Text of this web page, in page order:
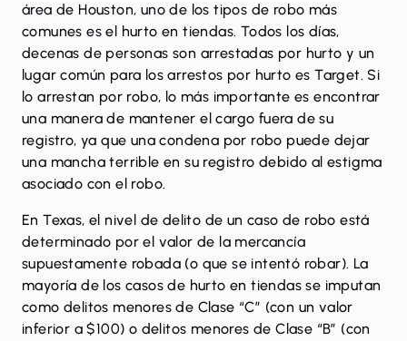
área de Houston, uno de los tipos de robo más
comunes es el hurto en tiendas. Todos los días,
decenas de personas son arrestadas por hurto y un
lugar común para los arrestos por hurto es Target. Si
lo arrestan por robo, lo más importante es encontrar
una manera de mantener el cargo fuera de su
registro, ya que una condena por robo puede dejar
una mancha terrible en su registro debido al estigma
asociado con el robo.
En Texas, el nivel de delito de un caso de robo está
determinado por el valor de la mercancía
supuestamente robada (o que se intentó robar). La
mayoría de los casos de hurto en tiendas se imputan
como delitos menores de Clase “C” (con un valor
inferior a $100) o delitos menores de Clase “B” (con